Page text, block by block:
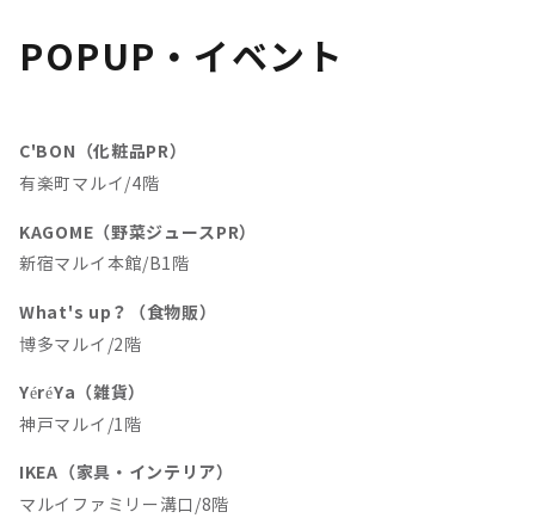
POPUP・イベント
有楽町マルイ/4階
C'BON（化粧品PR）
新宿マルイ本館/B1階
KAGOME（野菜ジュースPR）
博多マルイ/2階
What's up？（食物販）
神戸マルイ/1階
YéréYa（雑貨）
マルイファミリー溝口/8階
IKEA（家具・インテリア）